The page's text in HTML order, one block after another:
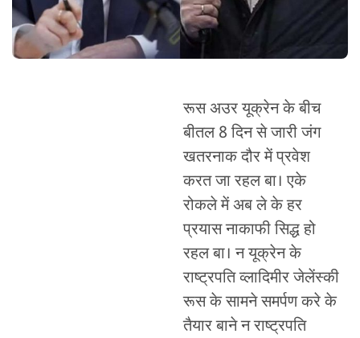
रूस अउर यूक्रेन के बीच
बीतल 8 दिन से जारी जंग
खतरनाक दौर में प्रवेश
करत जा रहल बा। एके
रोकले में अब ले के हर
प्रयास नाकाफी सिद्ध हो
रहल बा। न यूक्रेन के
राष्ट्रपति व्लादिमीर जेलेंस्की
रूस के सामने समर्पण करे के
तैयार बाने न राष्ट्रपति